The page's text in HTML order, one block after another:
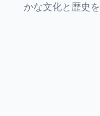
かな文化と歴史